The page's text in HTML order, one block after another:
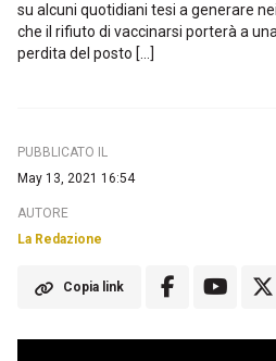
su alcuni quotidiani tesi a generare
che il rifiuto di vaccinarsi porterà a
perdita del posto […]
PUBBLICATO IL
May 13, 2021 16:54
AUTORE
La Redazione
Copia link